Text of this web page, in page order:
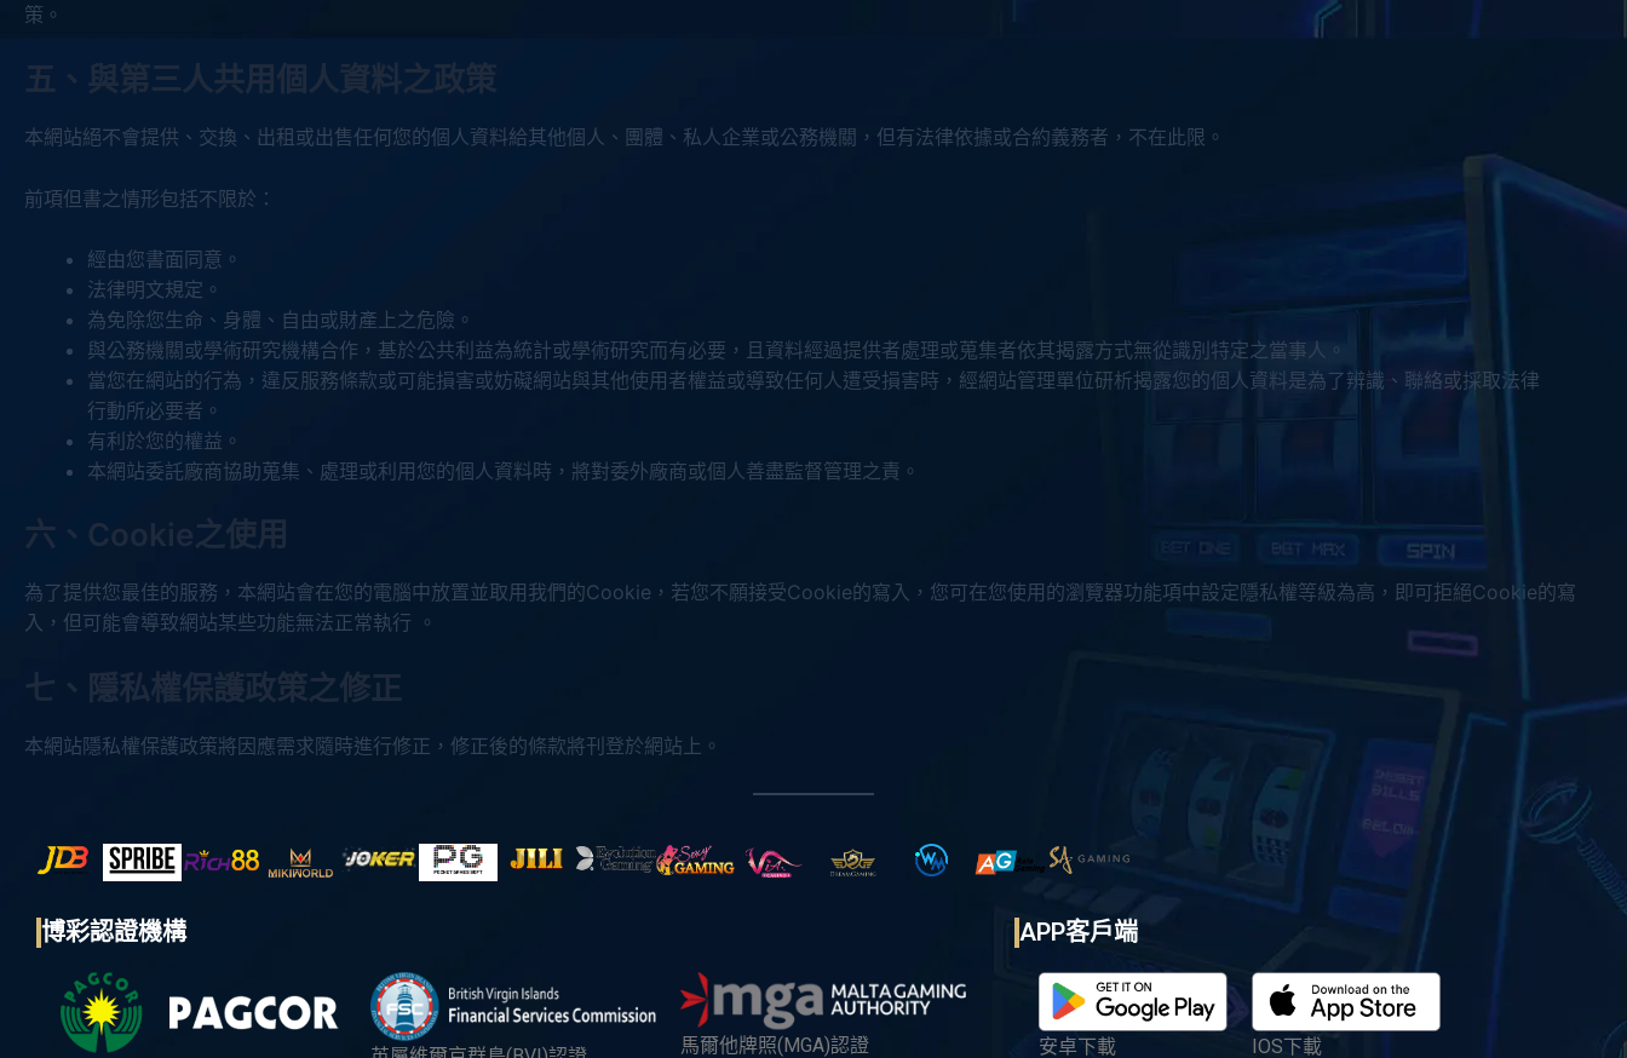
策。
五、與第三人共用個人資料之政策
本網站絕不會提供、交換、出租或出售任何您的個人資料給其他個人、團體、私人企業或公務機關，但有法律依據或合約義務者，不在此限。
前項但書之情形包括不限於：
經由您書面同意。
法律明文規定。
為免除您生命、身體、自由或財產上之危險。
與公務機關或學術研究機構合作，基於公共利益為統計或學術研究而有必要，且資料經過提供者處理或蒐集者依其揭露方式無從識別特定之當事人。
當您在網站的行為，違反服務條款或可能損害或妨礙網站與其他使用者權益或導致任何人遭受損害時，經網站管理單位研析揭露您的個人資料是為了辨識、聯絡或採取法律
行動所必要者。
有利於您的權益。
本網站委託廠商協助蒐集、處理或利用您的個人資料時，將對委外廠商或個人善盡監督管理之責。
六、Cookie之使用
為了提供您最佳的服務，本網站會在您的電腦中放置並取用我們的Cookie，若您不願接受Cookie的寫入，您可在您使用的瀏覽器功能項中設定隱私權等級為高，即可拒絕Cookie的寫
入，但可能會導致網站某些功能無法正常執行 。
七、隱私權保護政策之修正
本網站隱私權保護政策將因應需求隨時進行修正，修正後的條款將刊登於網站上。
博彩認證機構
馬爾他牌照(MGA)認證
APP客戶端
安卓下載 IOS下載